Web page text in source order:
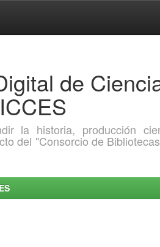
de
la historia, producción
del "Consorcio de